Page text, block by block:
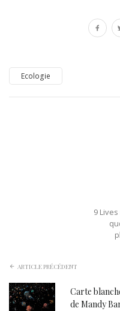
Ecologie
9
ARTICLE PRÉCÉDENT
Carte
de Mandy